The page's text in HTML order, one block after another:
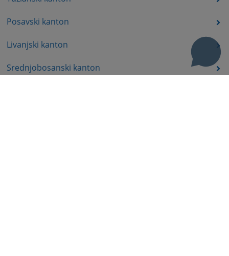
Posavski kanton
Livanjski kanton
Srednjobosanski kanton